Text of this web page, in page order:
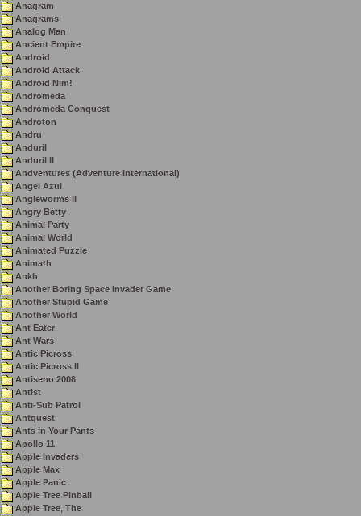
Anagram
Anagrams
Analog Man
Ancient Empire
Android
Android Attack
Android Nim!
Andromeda
Andromeda Conquest
Androton
Andru
Anduril
Anduril II
Andventures (Adventure International)
Angel Azul
Angleworms II
Angry Betty
Animal Party
Animal World
Animated Puzzle
Animath
Ankh
Another Boring Space Invader Game
Another Stupid Game
Another World
Ant Eater
Ant Wars
Antic Picross
Antic Picross II
Antiseno 2008
Antist
Anti-Sub Patrol
Antquest
Ants in Your Pants
Apollo 11
Apple Invaders
Apple Max
Apple Panic
Apple Tree Pinball
Apple Tree, The